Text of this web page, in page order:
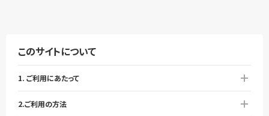
このサイトについて
1. ご利用にあたって
2.ご利用の方法